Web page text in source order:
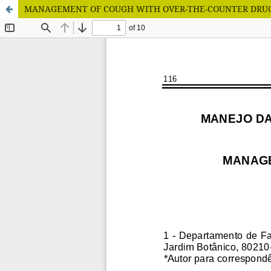
MANAGEMENT OF COUGH WITH OVER-THE-COUNTER